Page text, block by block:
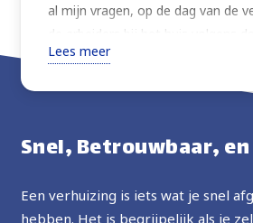
al mijn vragen, op de dag van de
de arbeiders bij het huis volgens de
verhuisden alles wat ik vroeg met extra
vriendelijk, altijd vragend om instructies
over de beste manier om verder te
de service opnieuw gebruiken.
Lees meer
Snel, Betrouwbaar,
Een verhuizing is iets wat je snel
hebben. Het is begrijpelijk als je